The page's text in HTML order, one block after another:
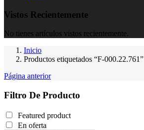
Vistos Recientemente
No tienes artículos vistos recientemente.
Inicio
Productos etiquetados “F-000.22.761”
Página anterior
Filtro De Producto
Featured product
En oferta